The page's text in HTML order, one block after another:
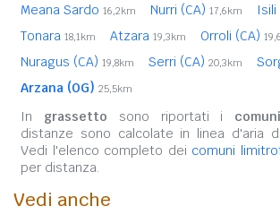
Meana Sardo 16,2km Nurri (CA) 17,6km Isili
Tonara 18,1km Atzara 19,3km Orroli (CA)
Nuragus (CA) 19,8km Serri (CA) 20,3km
Arzana (OG) 25,5km
In grassetto sono riportati i
distanze sono calcolate in linea d'aria
Vedi l'elenco completo dei comuni
per distanza.
Vedi anche